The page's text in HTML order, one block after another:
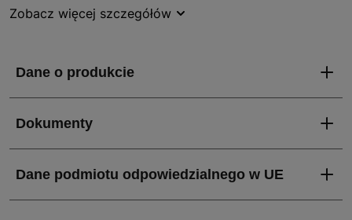
funkcjonalność, co czyni go idealnym wyborem dla
osób ceniących nowoczesne rozwiązania. Dzięki
czystości.
kompozytowej kolor grafit 50x30x2400 mm?
Legar kompozytowy w kolorze grafitowym
charakteryzuje się wieloma zaletami, które czynią go
wyjątkowym produktem na rynku. Przede wszystkim
Zobacz więcej szczegółów